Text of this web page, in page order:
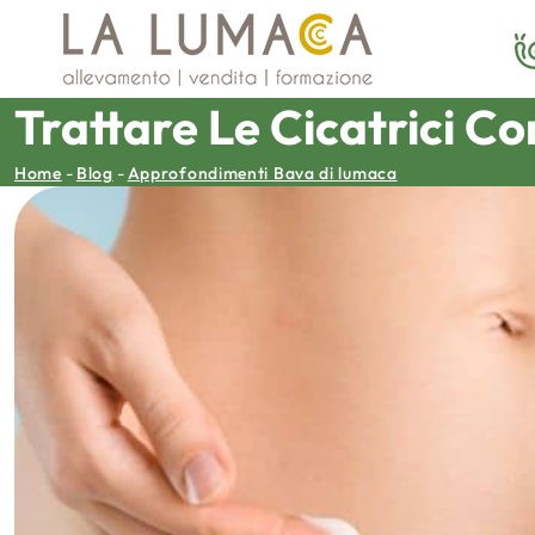
contenuto
Trattare Le Cicatrici
Home - Blog -Approfondimenti Bava di lumaca